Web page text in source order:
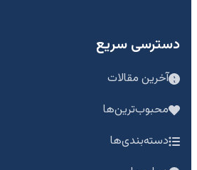
دسترسی سریع
آخرین مقالات
محبوب‌ترین‌ها
دسته‌بندی‌ها